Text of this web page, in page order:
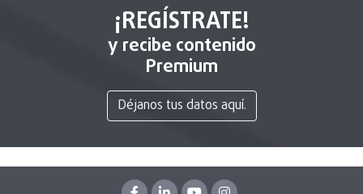
¡REGÍSTRATE!
y recibe contenido
Premium
Déjanos tus datos aquí.